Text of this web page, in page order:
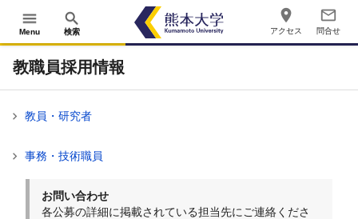
menu
Menu
search
検索
place
アクセス
mail_outline
問合せ
教職員採用情報
教員・研究者
事務・技術職員
お問い合わせ
各公募の詳細に掲載されている担当先にご連絡くださ